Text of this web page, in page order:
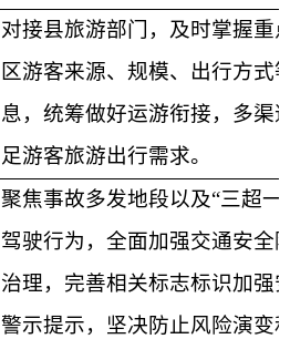
对接县旅游部门，及时掌握重
区游客来源、规模、出行方式
息，统筹做好运游衔接，多渠
足游客旅游出行需求。
聚焦事故多发地段以及“三超一
驾驶行为，全面加强交通安全
治理，完善相关标志标识加强
警示提示，坚决防止风险演变